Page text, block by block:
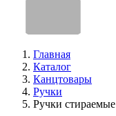
Главная
Каталог
Канцтовары
Ручки
Ручки стираемые